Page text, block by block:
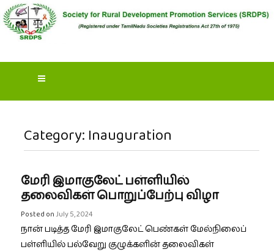
Skip
to
content
S OCIETY FOR RURAL
DEVELOPMENT
(SRDPS)
Category: Inauguration
மேரி இமாகுலேட் பள்ளியில்
தலைவிகள் பொறுப்பேற்பு விழா
Posted on July 5, 2024
நான் படித்த மேரி இமாகுலேட் பெண்கள் மேல்நிலைப்
பள்ளியில் பல்வேறு குழுக்களின் தலைவிகள்